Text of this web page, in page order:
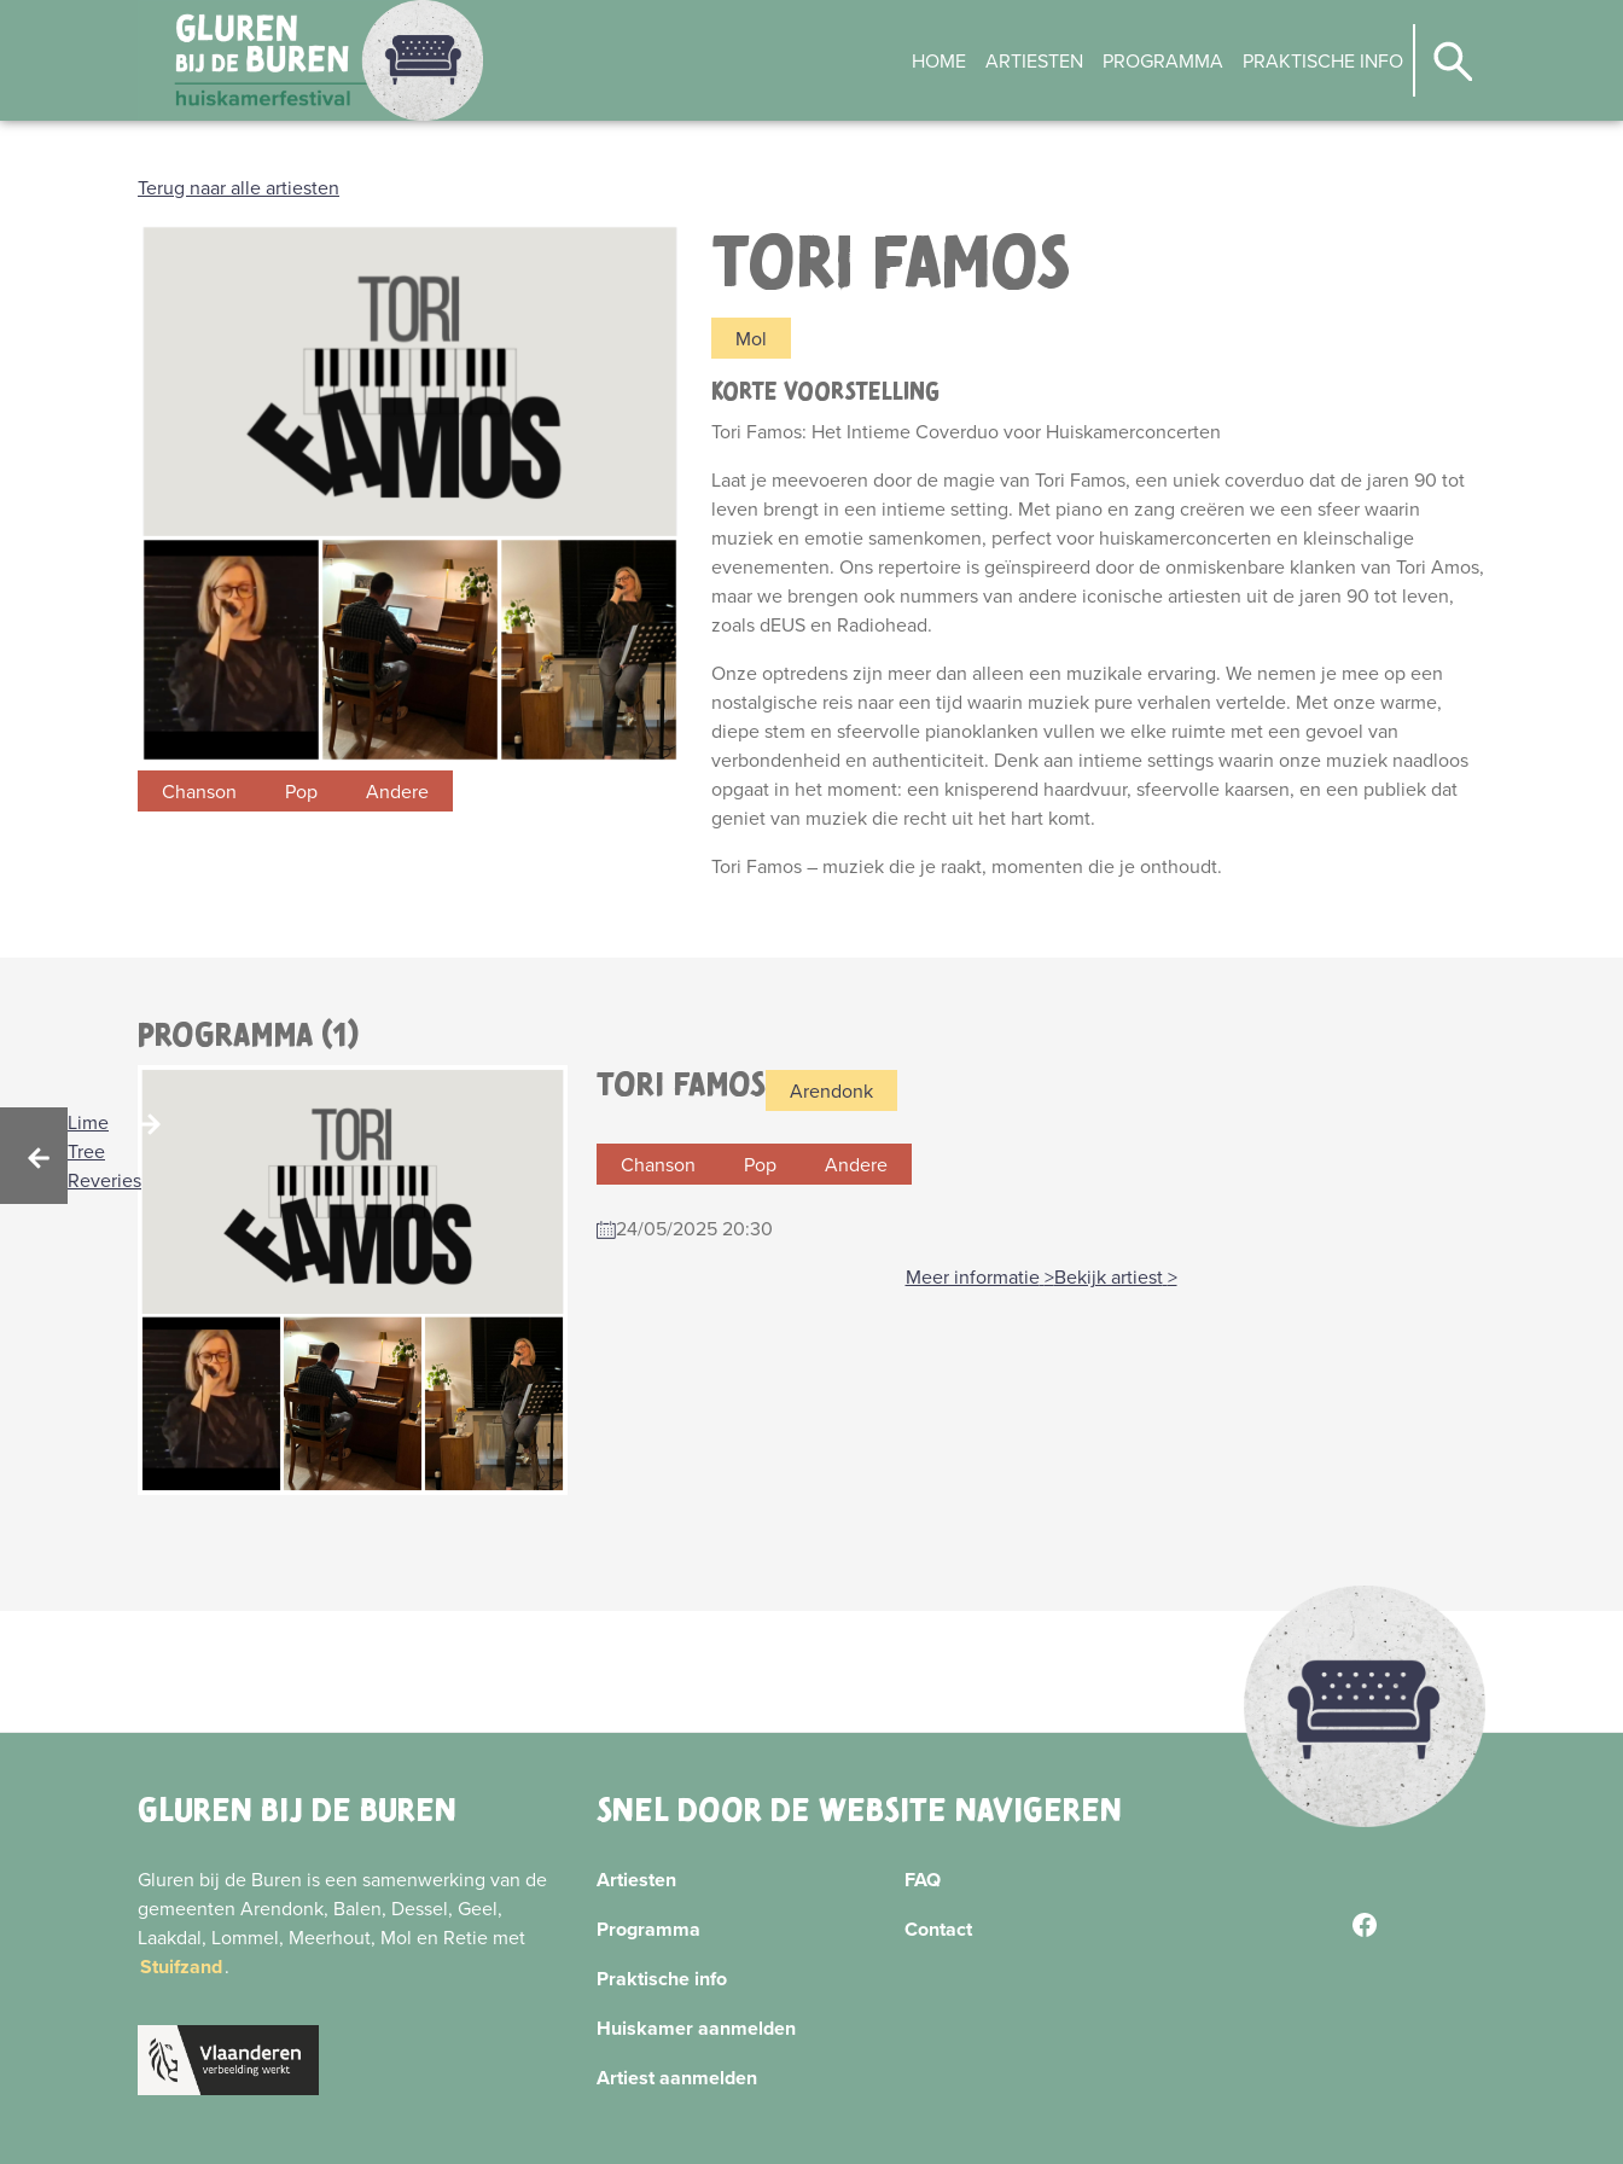
HOME ARTIESTEN PROGRAMMA PRAKTISCHE INFO
Terug naar alle artiesten
Chanson Pop Andere
TORI FAMOS
Mol
KORTE VOORSTELLING
Tori Famos: Het Intieme Coverduo voor Huiskamerconcerten
Laat je meevoeren door de magie van Tori Famos, een uniek coverduo dat de jaren 90 tot
leven brengt in een intieme setting. Met piano en zang creëren we een sfeer waarin
muziek en emotie samenkomen, perfect voor huiskamerconcerten en kleinschalige
evenementen. Ons repertoire is geïnspireerd door de onmiskenbare klanken van Tori Amos,
maar we brengen ook nummers van andere iconische artiesten uit de jaren 90 tot leven,
zoals dEUS en Radiohead.
Onze optredens zijn meer dan alleen een muzikale ervaring. We nemen je mee op een
nostalgische reis naar een tijd waarin muziek pure verhalen vertelde. Met onze warme,
diepe stem en sfeervolle pianoklanken vullen we elke ruimte met een gevoel van
verbondenheid en authenticiteit. Denk aan intieme settings waarin onze muziek naadloos
opgaat in het moment: een knisperend haardvuur, sfeervolle kaarsen, en een publiek dat
geniet van muziek die recht uit het hart komt.
Tori Famos – muziek die je raakt, momenten die je onthoudt.
PROGRAMMA (1)
TORI FAMOS
Arendonk
Chanson Pop Andere
24/05/2025 20:30
Meer informatie >Bekijk artiest >
BERICHTNAVIGATIE
Lime
Tree
Reveries
GLUREN BIJ DE BUREN
Gluren bij de Buren is een samenwerking van de
gemeenten Arendonk, Balen, Dessel, Geel,
Laakdal, Lommel, Meerhout, Mol en Retie met
Stuifzand.
SNEL DOOR DE WEBSITE NAVIGEREN
Artiesten
Programma
Praktische info
Huiskamer aanmelden
Artiest aanmelden
FAQ
Contact
Facebook